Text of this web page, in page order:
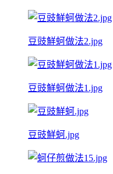
豆豉鮮蚵做法2.jpg
豆豉鮮蚵做法1.jpg
豆豉鮮蚵.jpg